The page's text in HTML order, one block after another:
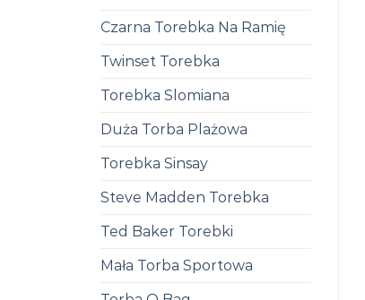
Czarna Torebka Na Ramię
Twinset Torebka
Torebka Slomiana
Duża Torba Plażowa
Torebka Sinsay
Steve Madden Torebka
Ted Baker Torebki
Mała Torba Sportowa